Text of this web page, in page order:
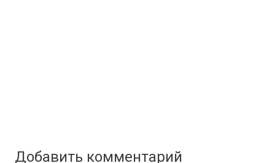
Добавить комментарий